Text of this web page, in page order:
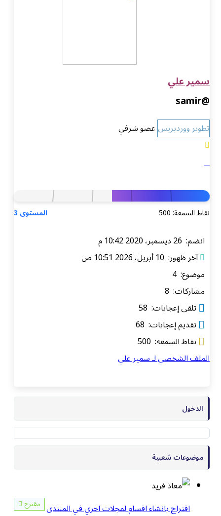
سمير علي
@samir
تطوير ووردبريسعضو شرفي
نقاط السمعة: 500 المستوى 3
انضم: 26 ديسمبر، 2020 10:42 م
آخر ظهور: 10 أبريل، 2026 10:51 ص
موضوع: 4
مشاركات: 8
تلقى إعجابات: 58
تقديم إعجابات: 68
نقاط السمعة: 500
الملف الشخصي لـ سمير علي
الدخول
موضوعات شعبية
مقترح اقتراح بانشاء اقسام لمجلات اخري في المنتدى